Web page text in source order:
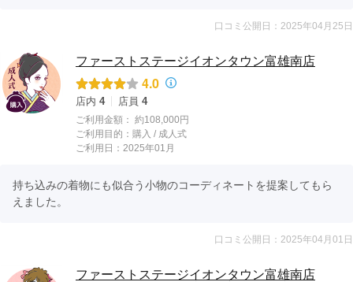
口コミ公開日：2025年04月25日
ファーストステージイオンタウン富雄南店
4.0
店内 4 店員 4
ご利用金額： 約108,000円
ご利用目的： 購入 / 成人式
ご利用日：2025年01月
持ち込みの着物にも似合う小物のコーディネートを提案してもら
えました。
口コミ公開日：2025年04月01日
ファーストステージイオンタウン富雄南店